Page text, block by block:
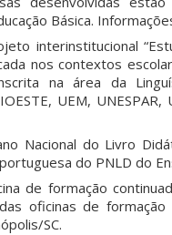
Básica.
interinstitucional
nos contextos
na área da
UEM, UNESPAR,
Nacional do Livro
do PNLD do
de formação
oficinas de
SC.